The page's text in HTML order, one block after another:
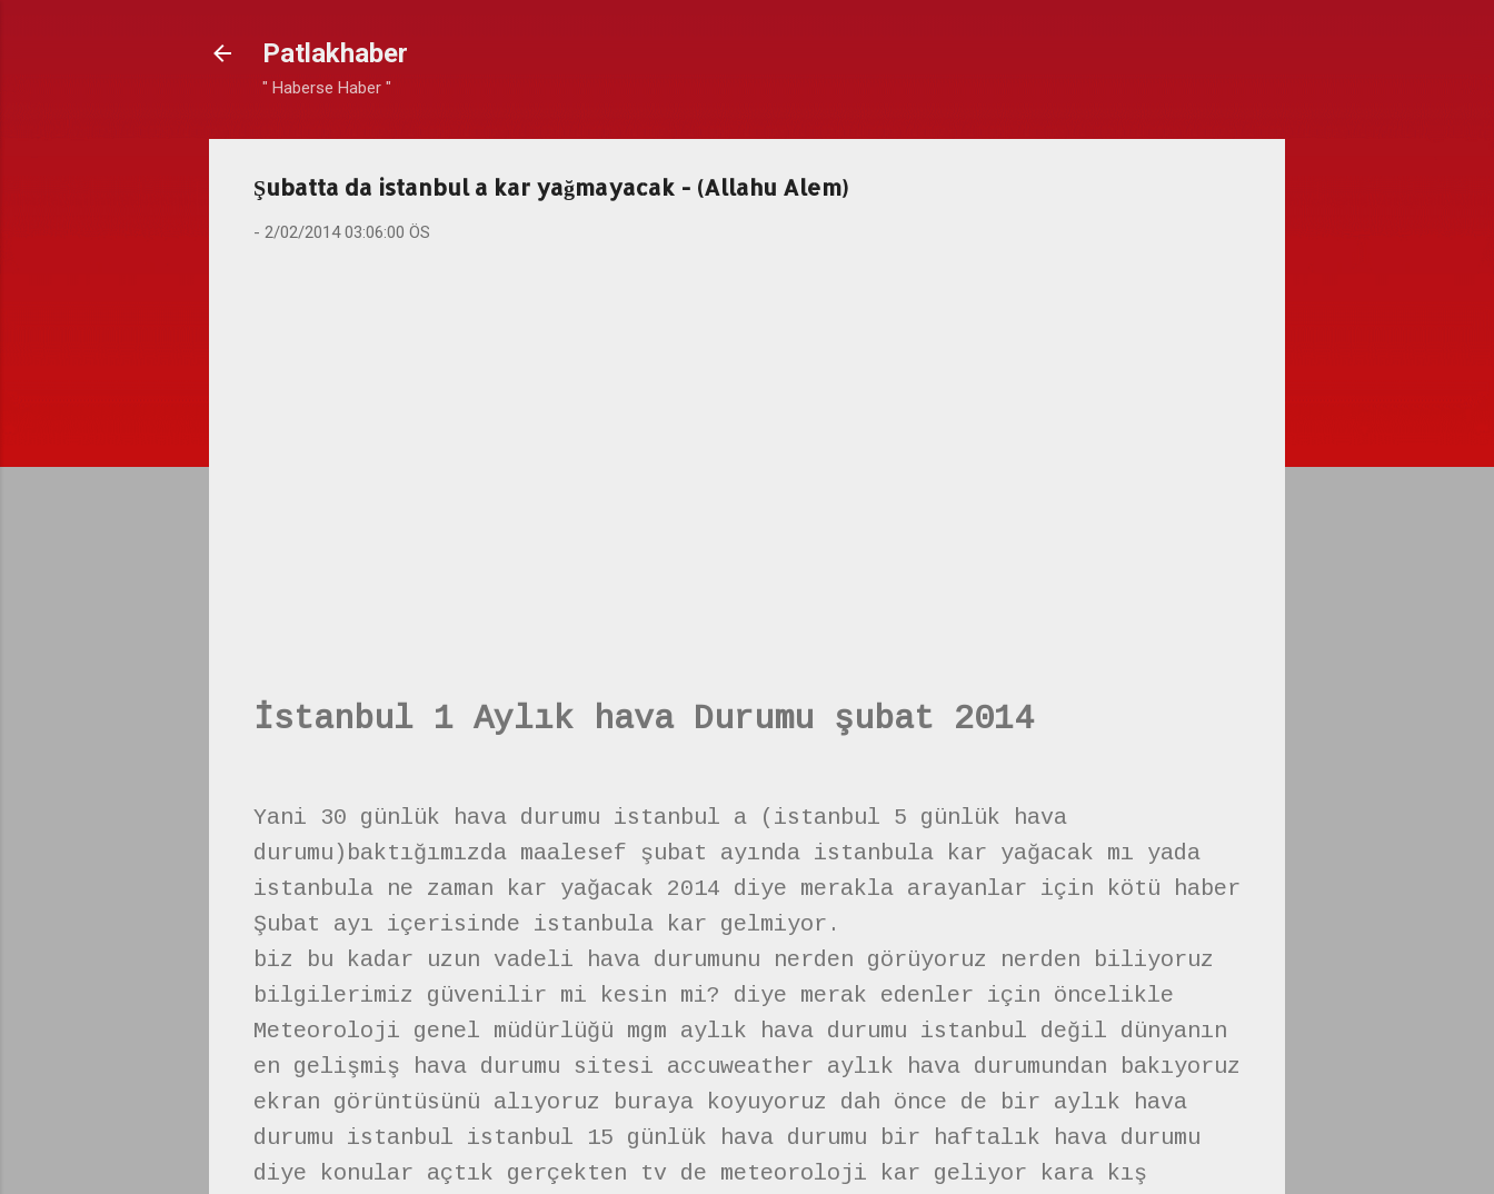
Patlakhaber
" Haberse Haber "
Şubatta da istanbul a kar yağmayacak - (Allahu Alem)
- 2/02/2014 03:06:00 ÖS
İstanbul 1 Aylık hava Durumu şubat 2014
Yani 30 günlük hava durumu istanbul a (istanbul 5 günlük hava
durumu)baktığımızda maalesef şubat ayında istanbula kar yağacak mı yada
istanbula ne zaman kar yağacak 2014 diye merakla arayanlar için kötü haber
Şubat ayı içerisinde istanbula kar gelmiyor.
biz bu kadar uzun vadeli hava durumunu nerden görüyoruz nerden biliyoruz
bilgilerimiz güvenilir mi kesin mi? diye merak edenler için öncelikle
Meteoroloji genel müdürlüğü mgm aylık hava durumu istanbul değil dünyanın
en gelişmiş hava durumu sitesi accuweather aylık hava durumundan bakıyoruz
ekran görüntüsünü alıyoruz buraya koyuyoruz dah önce de bir aylık hava
durumu istanbul istanbul 15 günlük hava durumu bir haftalık hava durumu
diye konular açtık gerçekten tv de meteoroloji kar geliyor kara kış